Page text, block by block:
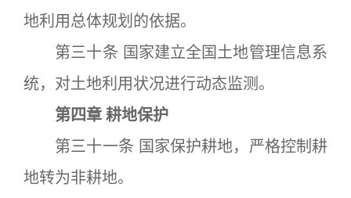
地利用总体规划的依据。
第三十条 国家建立全国土地管理信息系
统，对土地利用状况进行动态监测。
第四章 耕地保护
第三十一条 国家保护耕地，严格控制耕
地转为非耕地。